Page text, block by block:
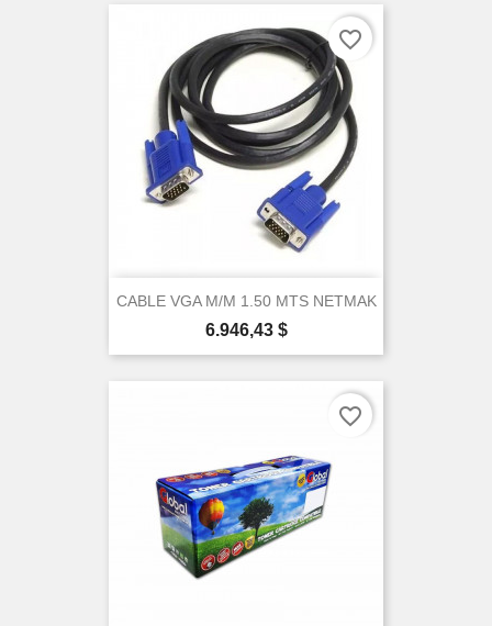
CABLE VGA M/M 1.50 MTS NETMAK
Precio
6.946,43 $
favorite_border
favorite_border
Create wishlist
Create wishlist